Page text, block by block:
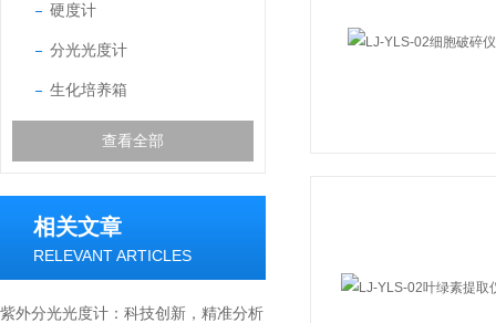
硬度计
分光光度计
生化培养箱
查看全部
相关文章
RELEVANT ARTICLES
紫外分光光度计：科技创新，精准分析